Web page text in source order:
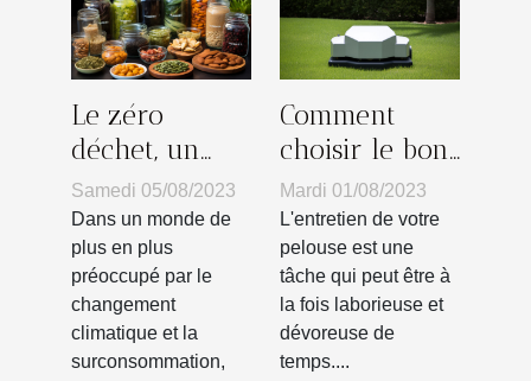
Le zéro
déchet, un
mode de vie à
adopter pour
sauver la
planète
Samedi 05/08/2023
Dans un monde de
plus en plus
préoccupé par le
changement
climatique et la
surconsommation,
Comment
choisir le bon
robot
tondeuse sans
fil
périphérique
selon vos
besoins
Mardi 01/08/2023
L'entretien de votre
pelouse est une
tâche qui peut être à
la fois laborieuse et
dévoreuse de
temps....